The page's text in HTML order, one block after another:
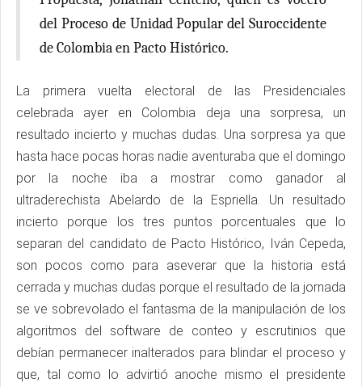
del Proceso de Unidad Popular del Suroccidente
de Colombia en Pacto Histórico.
La primera vuelta electoral de las Presidenciales
celebrada ayer en Colombia deja una sorpresa, un
resultado incierto y muchas dudas. Una sorpresa ya que
hasta hace pocas horas nadie aventuraba que el domingo
por la noche iba a mostrar como ganador al
ultraderechista Abelardo de la Espriella. Un resultado
incierto porque los tres puntos porcentuales que lo
separan del candidato de Pacto Histórico, Iván Cepeda,
son pocos como para aseverar que la historia está
cerrada y muchas dudas porque el resultado de la jornada
se ve sobrevolado el fantasma de la manipulación de los
algoritmos del software de conteo y escrutinios que
debían permanecer inalterados para blindar el proceso y
que, tal como lo advirtió anoche mismo el presidente